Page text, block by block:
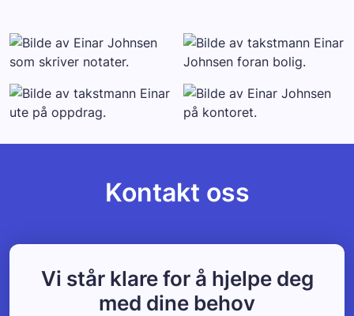
Kontakt oss
Vi står klare for å hjelpe deg
med dine behov